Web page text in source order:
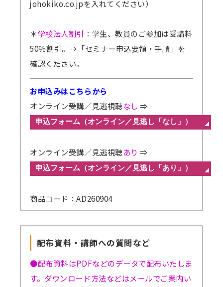
johokiko.co.jpを入れてください）
＊学校法人割引 ：学生、教員のご参加は受講料
50％割引。→「セミナー申込要領・手順」を
確認ください。
お申込みはこちらから
オンライン受講／見逃視聴なし ⇒
オンライン受講／見逃視聴あり ⇒
商品コード：AD260904
配布資料・講師への質問など
●配布資料はPDFなどのデータで配布いたしま
す。ダウンロード方法などはメールでご案内い